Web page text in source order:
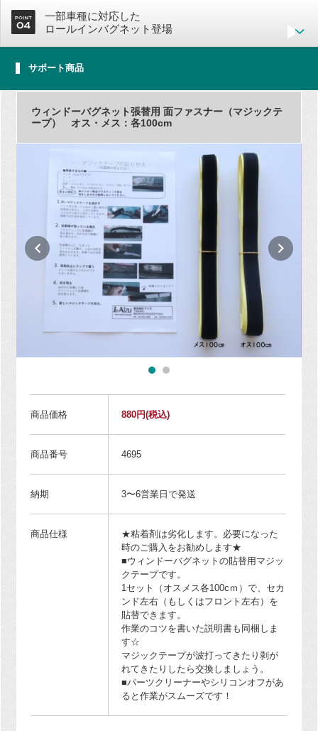
一部車種に対応した
ロールインバグネット登場
サポート商品
ウィンドーバグネット張替用 面ファスナー（マジックテ
ープ） オス・メス：各100cm
商品価格 880円(税込)
商品番号 4695
納期 3〜6営業日で発送
商品仕様
★粘着剤は劣化します。必要になった
時のご購入をお勧めします★
■ウィンドーバグネットの貼替用マジッ
クテープです。
1セット（オスメス各100cｍ）で、セカ
ンド左右（もしくはフロント左右）を
貼替できます。
作業のコツを書いた説明書も同梱しま
す☆
マジックテープが波打ってきたり剥が
れてきたりしたら交換しましょう。
■パーツクリーナーやシリコンオフがあ
ると作業がスムーズです！